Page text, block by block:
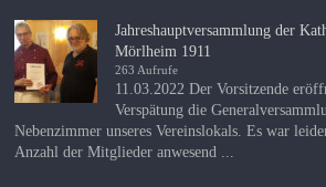
Jahreshauptversammlung der
Mörlheim 1911
263 Aufrufe
11.03.2022 Der Vorsitzende
Verspätung die
Nebenzimmer unseres Vereinslokals. Es war
Anzahl der Mitglieder anwesend ...